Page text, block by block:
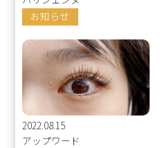
お知らせ
2022.08.15
アップワード